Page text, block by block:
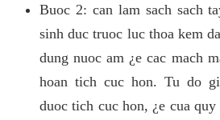
Buoc 2: can lam sach sach
sinh duc truoc luc thoa kem
dung nuoc am ¿e cac mach
hoan tich cuc hon. Tu do
duoc tich cuc hon, ¿e cua